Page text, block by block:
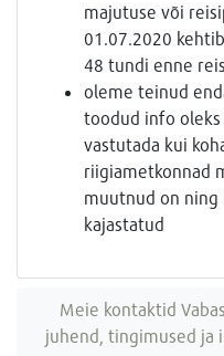
majutuse või
01.07.2020
48 tundi enne
oleme teinud
toodud info oleks
vastutada kui
riigiametkonnad
muutnud on ning
kajastatud
Meie kontaktid
juhend, tingimused ja